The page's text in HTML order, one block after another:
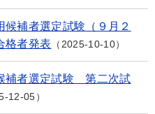
補者選定試験（９月２
格者発表
2025-10-10
補者選定試験 第二次試
12-05